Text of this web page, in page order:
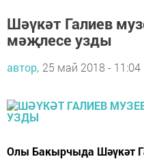
Шәүкәт Галиев
мәҗлесе узды
автор, 25 май 2018 - 11:04
Олы Бакырчыда Шәүкәт